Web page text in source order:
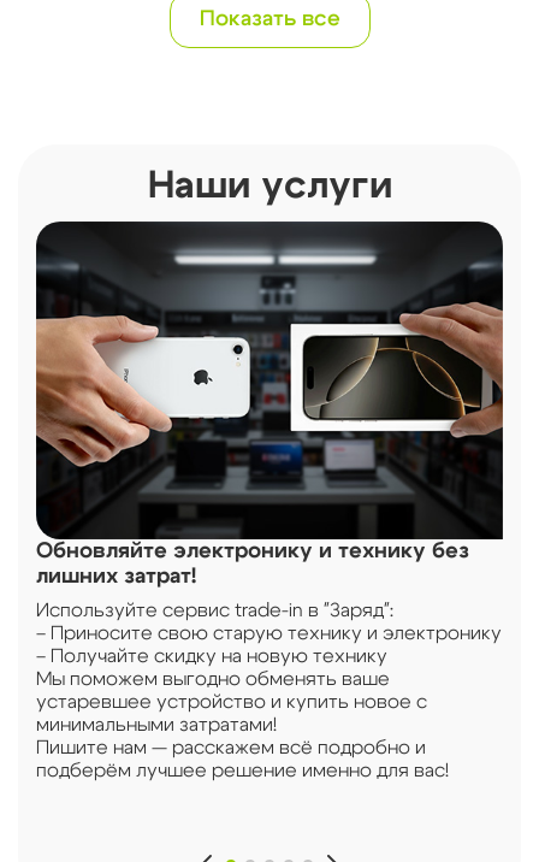
Показать все
Наши услуги
Обновляйте электронику и технику без
лишних затрат!
Используйте сервис trade-in в "Заряд":
– Приносите свою старую технику и электронику
– Получайте скидку на новую технику
Мы поможем выгодно обменять ваше
устаревшее устройство и купить новое с
минимальными затратами!
Пишите нам — расскажем всё подробно и
подберём лучшее решение именно для вас!